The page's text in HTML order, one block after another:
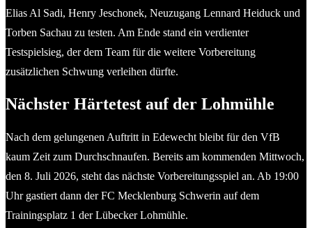
Elias Al Sadi, Henry Jeschonek, Neuzugang Lennard Heiduck und
Torben Sachau zu testen. Am Ende stand ein verdienter
Testspielsieg, der dem Team für die weitere Vorbereitung
zusätzlichen Schwung verleihen dürfte.
Nächster Härtetest auf der Lohmühle
Nach dem gelungenen Auftritt in Edewecht bleibt für den VfB
kaum Zeit zum Durchschnaufen. Bereits am kommenden Mittwoch,
den 8. Juli 2026, steht das nächste Vorbereitungsspiel an. Ab 19:00
Uhr gastiert dann der FC Mecklenburg Schwerin auf dem
Trainingsplatz 1 der Lübecker Lohmühle.